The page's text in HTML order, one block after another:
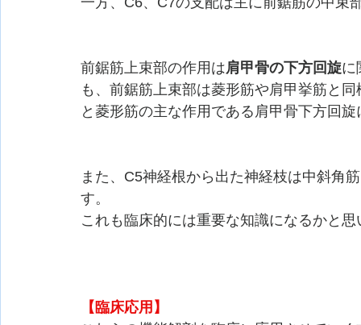
前鋸筋上束部の作用は肩甲骨の下方回旋に
も、前鋸筋上束部は菱形筋や肩甲挙筋と
と菱形筋の主な作用である肩甲骨下方回
また、C5神経根から出た神経枝は中斜角
す。
これも臨床的には重要な知識になるかと思
【臨床応用】